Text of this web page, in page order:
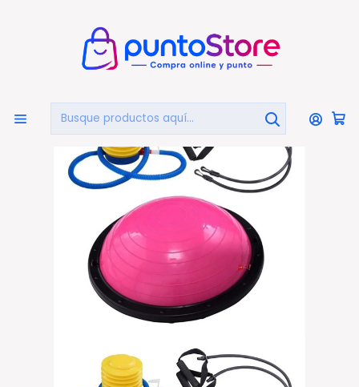
Inicio DEPORTES Y FITNESS Yoga
Balón Entrenador De Balance Bosu Ball Diámetro 58cm
- Ps